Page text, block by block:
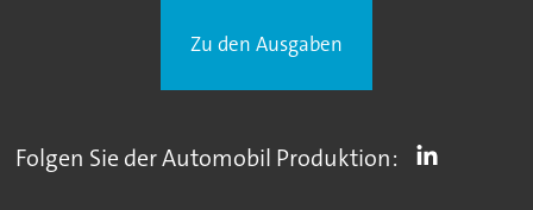
Zu den Ausgaben
Folgen Sie der Automobil Produktion: